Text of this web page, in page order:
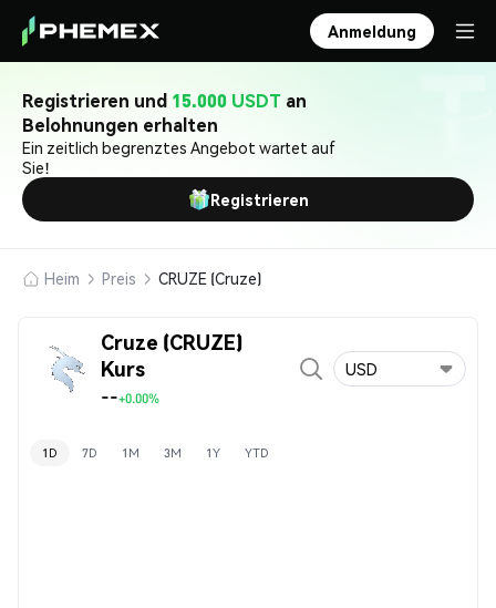
Anmeldung
Registrieren und 15.000 USDT an
Belohnungen erhalten
Ein zeitlich begrenztes Angebot wartet auf
Sie!
Registrieren
Heim Preis CRUZE (Cruze)
Cruze (CRUZE)
Kurs
--+0.00%
USD
1D 7D 1M 3M 1Y YTD